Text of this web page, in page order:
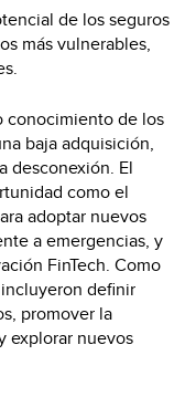
de los seguros
más vulnerables,
conocimiento de los
baja adquisición,
desconexión. El
como el
adoptar nuevos
a emergencias, y
FinTech. Como
definir
promover la
explorar nuevos